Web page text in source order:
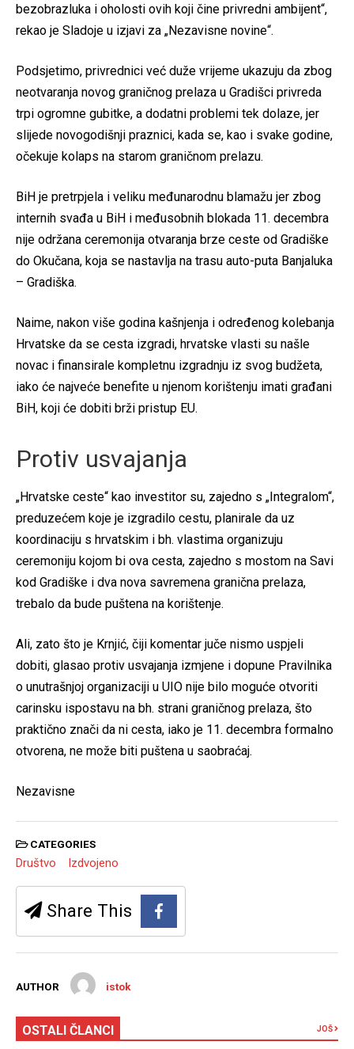
bezobrazluka i oholosti ovih koji čine privredni ambijent“,
rekao je Sladoje u izjavi za „Nezavisne novine“.
Podsjetimo, privrednici već duže vrijeme ukazuju da zbog
neotvaranja novog graničnog prelaza u Gradišci privreda
trpi ogromne gubitke, a dodatni problemi tek dolaze, jer
slijede novogodišnji praznici, kada se, kao i svake godine,
očekuje kolaps na starom graničnom prelazu.
BiH je pretrpjela i veliku međunarodnu blamažu jer zbog
internih svađa u BiH i međusobnih blokada 11. decembra
nije održana ceremonija otvaranja brze ceste od Gradiške
do Okučana, koja se nastavlja na trasu auto-puta Banjaluka
– Gradiška.
Naime, nakon više godina kašnjenja i određenog kolebanja
Hrvatske da se cesta izgradi, hrvatske vlasti su našle
novac i finansirale kompletnu izgradnju iz svog budžeta,
iako će najveće benefite u njenom korištenju imati građani
BiH, koji će dobiti brži pristup EU.
Protiv usvajanja
„Hrvatske ceste“ kao investitor su, zajedno s „Integralom“,
preduzećem koje je izgradilo cestu, planirale da uz
koordinaciju s hrvatskim i bh. vlastima organizuju
ceremoniju kojom bi ova cesta, zajedno s mostom na Savi
kod Gradiške i dva nova savremena granična prelaza,
trebalo da bude puštena na korištenje.
Ali, zato što je Krnjić, čiji komentar juče nismo uspjeli
dobiti, glasao protiv usvajanja izmjene i dopune Pravilnika
o unutrašnjoj organizaciji u UIO nije bilo moguće otvoriti
carinsku ispostavu na bh. strani graničnog prelaza, što
praktično znači da ni cesta, iako je 11. decembra formalno
otvorena, ne može biti puštena u saobraćaj.
Nezavisne
CATEGORIES
Društvo Izdvojeno
Share This
AUTHOR istok
OSTALI ČLANCI JOŠ